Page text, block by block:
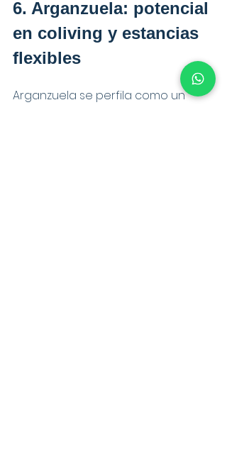
6. Arganzuela: potencial
en coliving y estancias
flexibles
Arganzuela se perfila como un